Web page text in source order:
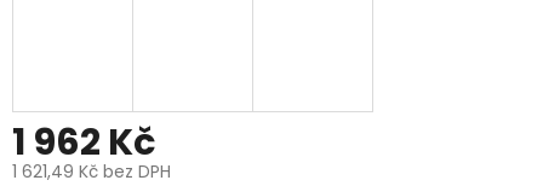
1 962 Kč
1 621,49 Kč bez DPH